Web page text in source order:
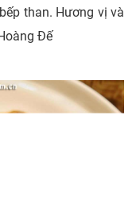
than. Hương vị và
Đế